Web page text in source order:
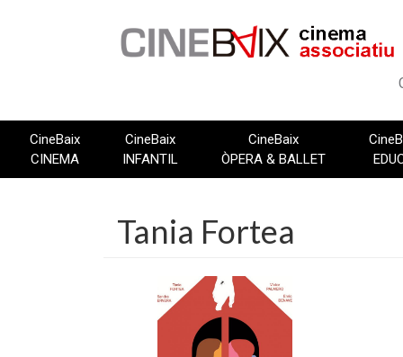
CineBaix
CINEMA
CineBaix
INFANTIL
CineBaix
ÒPERA & BALLET
Tania Fortea